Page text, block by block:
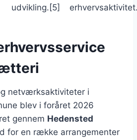
udvikling.[5]
netværksaktiviteter i
blev i foråret 2026
gennem Hedensted
for en række arrangementer